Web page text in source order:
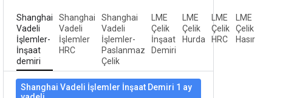
Shanghai
Vadeli
İşlemler-
İnşaat
demiri
Shanghai
Vadeli
İşlemler
HRC
Shanghai
Vadeli
İşlemler-
Paslanmaz
Çelik
LME
Çelik
İnşaat
Demiri
LME
Çelik
Hurda
LME
Çelik
HRC
LME
Çelik
Hasır
Shanghai Vadeli İşlemler İnşaat Demiri 1 ay